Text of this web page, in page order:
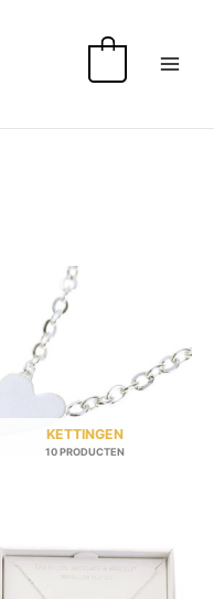
KETTINGEN
10 PRODUCTEN